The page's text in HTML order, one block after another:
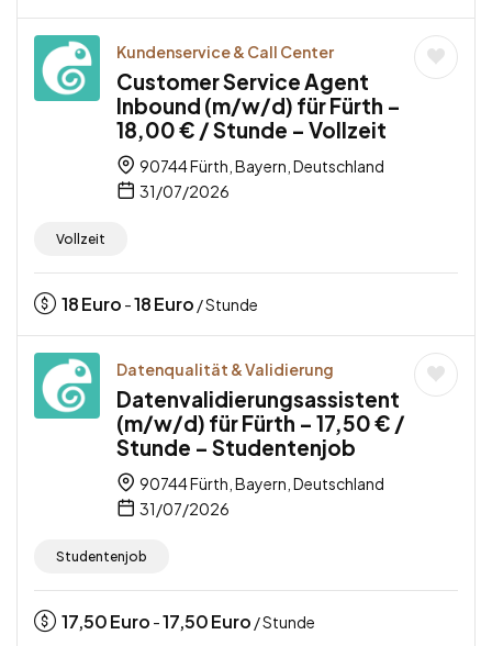
Kundenservice & Call Center
Customer Service Agent
Inbound (m/w/d) für Fürth –
18,00 € / Stunde – Vollzeit
90744 Fürth, Bayern, Deutschland
31/07/2026
Vollzeit
18Euro -18Euro / Stunde
Datenqualität & Validierung
Datenvalidierungsassistent
(m/w/d) für Fürth – 17,50 € /
Stunde – Studentenjob
90744 Fürth, Bayern, Deutschland
31/07/2026
Studentenjob
17,50Euro -17,50Euro / Stunde